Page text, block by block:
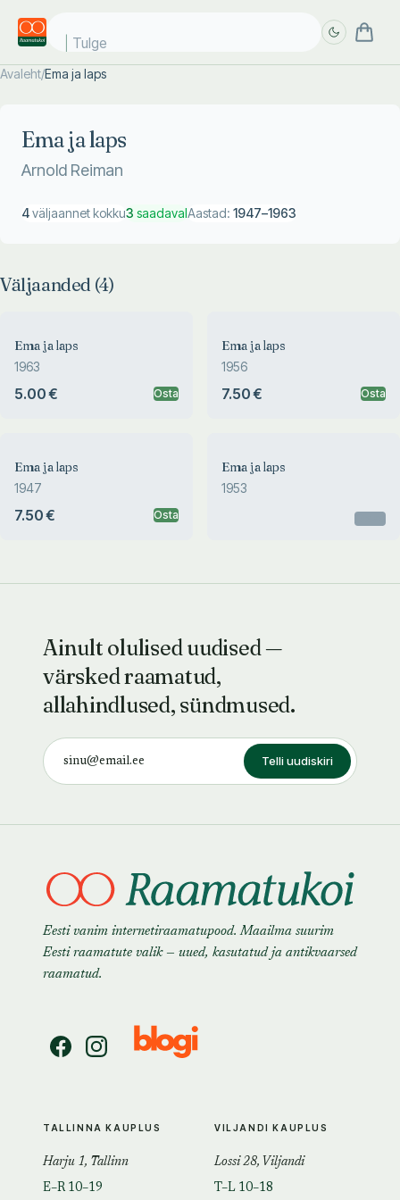
Tulge ju
Avaleht/Ema ja laps
Ema ja laps
Arnold Reiman
4väljaannet kokku3 saadavalAastad: 1947–1963
Väljaanded (4)
Ema ja laps
1963
5.00 € Osta
Ema ja laps
1956
7.50 € Osta
Ema ja laps
1947
7.50 € Osta
Ema ja laps
1953
Ainult olulised uudised —
värsked raamatud,
allahindlused, sündmused.
Telli uudiskiri
Eesti vanim internetiraamatupood. Maailma suurim
Eesti raamatute valik — uued, kasutatud ja antikvaarsed
raamatud.
TALLINNA KAUPLUS
Harju 1, Tallinn
E–R 10–19
VILJANDI KAUPLUS
Lossi 28, Viljandi
T–L 10–18